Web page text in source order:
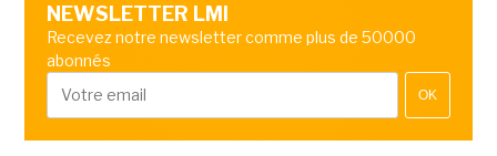
NEWSLETTER LMI
Recevez notre newsletter comme plus de 50000
abonnés
OK